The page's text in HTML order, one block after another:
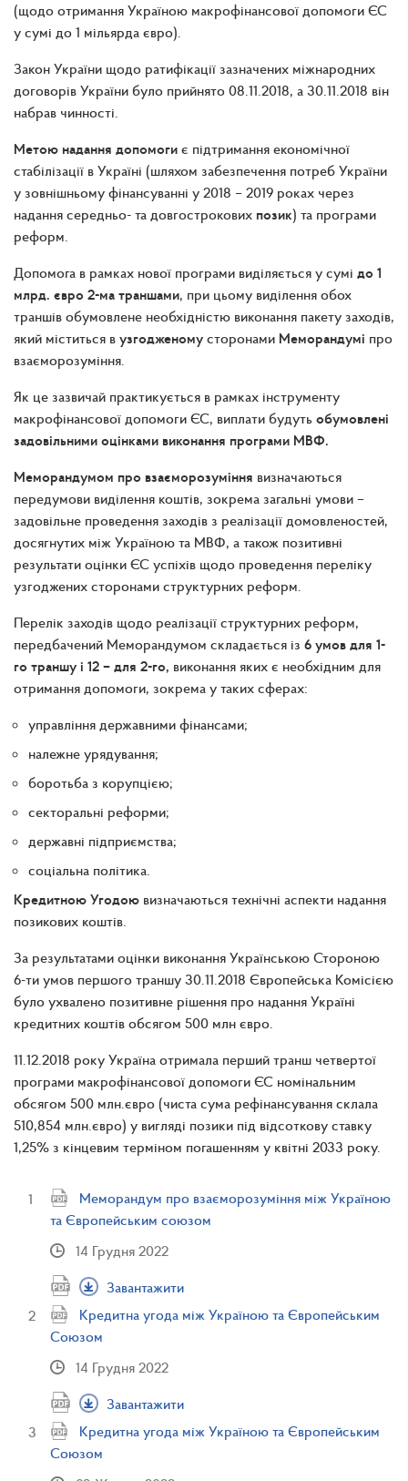
(щодо отримання Україною макрофінансової допомоги ЄС
у сумі до 1 мільярда євро).
Закон України щодо ратифікації зазначених міжнародних
договорів України було прийнято 08.11.2018, а 30.11.2018 він
набрав чинності.
Метою надання допомоги є підтримання економічної
стабілізації в Україні (шляхом забезпечення потреб України
у зовнішньому фінансуванні у 2018 – 2019 роках через
надання середньо- та довгострокових позик) та програми
реформ.
Допомога в рамках нової програми виділяється у сумі до 1
млрд. євро 2-ма траншами, при цьому виділення обох
траншів обумовлене необхідністю виконання пакету заходів,
який міститься в узгодженому сторонами Меморандумі про
взаєморозуміння.
Як це зазвичай практикується в рамках інструменту
макрофінансової допомоги ЄС, виплати будуть обумовлені
задовільними оцінками виконання програми МВФ.
Меморандумом про взаєморозуміння визначаються
передумови виділення коштів, зокрема загальні умови –
задовільне проведення заходів з реалізації домовленостей,
досягнутих між Україною та МВФ, а також позитивні
результати оцінки ЄС успіхів щодо проведення переліку
узгоджених сторонами структурних реформ.
Перелік заходів щодо реалізації структурних реформ,
передбачений Меморандумом складається із 6 умов для 1-
го траншу і 12 – для 2-го, виконання яких є необхідним для
отримання допомоги, зокрема у таких сферах:
управління державними фінансами;
належне урядування;
боротьба з корупцією;
секторальні реформи;
державні підприємства;
соціальна політика.
Кредитною Угодою визначаються технічні аспекти надання
позикових коштів.
За результатами оцінки виконання Українською Стороною
6-ти умов першого траншу 30.11.2018 Європейська Комісією
було ухвалено позитивне рішення про надання Україні
кредитних коштів обсягом 500 млн євро.
11.12.2018 року Україна отримала перший транш четвертої
програми макрофінансової допомоги ЄС номінальним
обсягом 500 млн.євро (чиста сума рефінансування склала
510,854 млн.євро) у вигляді позики під відсоткову ставку
1,25% з кінцевим терміном погашенням у квітні 2033 року.
Меморандум про взаєморозуміння між Україною
та Європейським союзом
14 Грудня 2022
Завантажити
Кредитна угода між Україною та Європейським
Союзом
14 Грудня 2022
Завантажити
Кредитна угода між Україною та Європейським
Союзом